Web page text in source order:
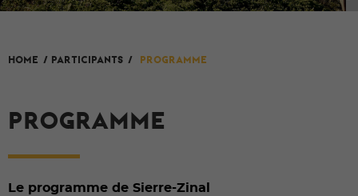
HOME / Participants / Programme
PROGRAMME
Le programme de Sierre-Zinal